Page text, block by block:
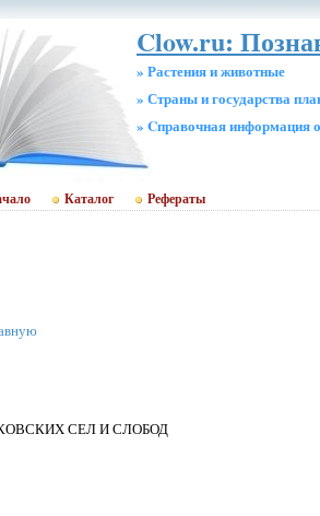
Clow.ru:
» Растения и животные
» Страны и государства
» Cправочная информация
Каталог Рефераты
СЕЛ И СЛОБОД